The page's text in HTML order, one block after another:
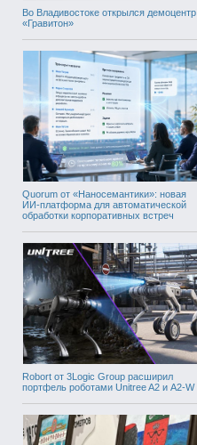
Во Владивостоке открылся демоцентр
«Гравитон»
Quorum от «Наносемантики»: новая
ИИ-платформа для автоматической
обработки корпоративных встреч
Robort от 3Logic Group расширил
портфель роботами Unitree A2 и A2-W